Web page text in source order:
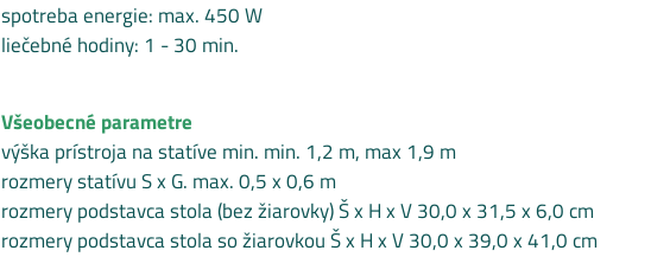
spotreba energie: max. 450 W
liečebné hodiny: 1 - 30 min.
Všeobecné parametre
výška prístroja na statíve min. min. 1,2 m, max 1,9 m
rozmery statívu S x G. max. 0,5 x 0,6 m
rozmery podstavca stola (bez žiarovky) Š x H x V 30,0 x 31,5 x 6,0 cm
rozmery podstavca stola so žiarovkou Š x H x V 30,0 x 39,0 x 41,0 cm